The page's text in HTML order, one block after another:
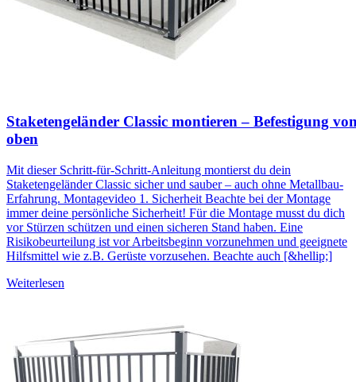
Staketengeländer Classic montieren – Befestigung
oben
Mit dieser Schritt-für-Schritt-Anleitung montierst du dein
Staketengeländer Classic sicher und sauber – auch ohne Metallbau-
Erfahrung. Montagevideo 1. Sicherheit Beachte bei der Montage
immer deine persönliche Sicherheit! Für die Montage musst du dich
vor Stürzen schützen und einen sicheren Stand haben. Eine
Risikobeurteilung ist vor Arbeitsbeginn vorzunehmen und geeignete
Hilfsmittel wie z.B. Gerüste vorzusehen. Beachte auch [&hellip;]
Weiterlesen